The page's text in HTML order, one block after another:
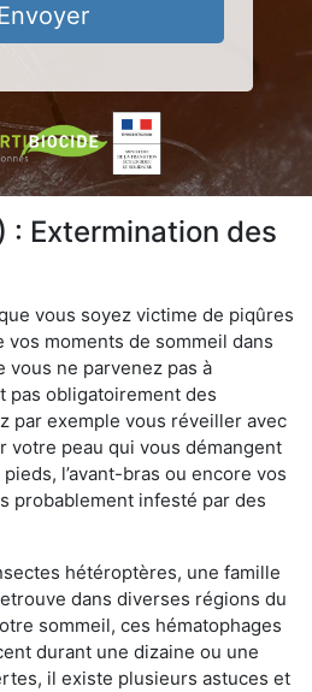
: Extermination des
vous soyez victime de piqûres
moments de sommeil dans
ne parvenez pas à
pas obligatoirement des
par exemple vous réveiller avec
votre peau qui vous démangent
l’avant-bras ou encore vos
probablement infesté par des
hétéroptères, une famille
dans diverses régions du
sommeil, ces hématophages
durant une dizaine ou une
il existe plusieurs astuces et